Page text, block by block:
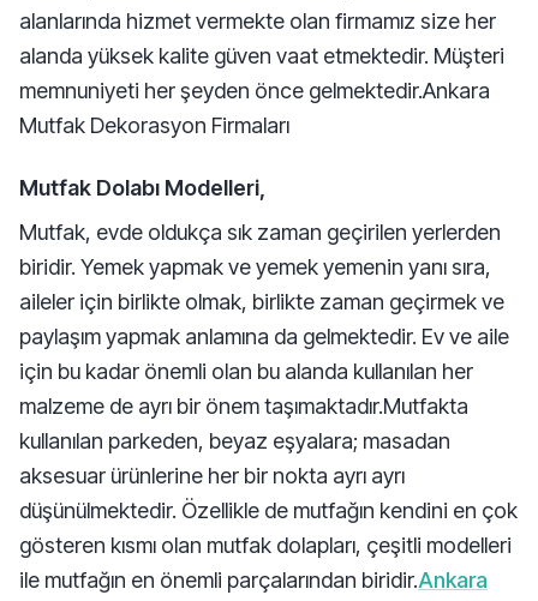
alanlarında hizmet vermekte olan firmamız size her
alanda yüksek kalite güven vaat etmektedir. Müşteri
memnuniyeti her şeyden önce gelmektedir.Ankara
Mutfak Dekorasyon Firmaları
Mutfak Dolabı Modelleri,
Mutfak, evde oldukça sık zaman geçirilen yerlerden
biridir. Yemek yapmak ve yemek yemenin yanı sıra,
aileler için birlikte olmak, birlikte zaman geçirmek ve
paylaşım yapmak anlamına da gelmektedir. Ev ve aile
için bu kadar önemli olan bu alanda kullanılan her
malzeme de ayrı bir önem taşımaktadır.Mutfakta
kullanılan parkeden, beyaz eşyalara; masadan
aksesuar ürünlerine her bir nokta ayrı ayrı
düşünülmektedir. Özellikle de mutfağın kendini en çok
gösteren kısmı olan mutfak dolapları, çeşitli modelleri
ile mutfağın en önemli parçalarından biridir.Ankara